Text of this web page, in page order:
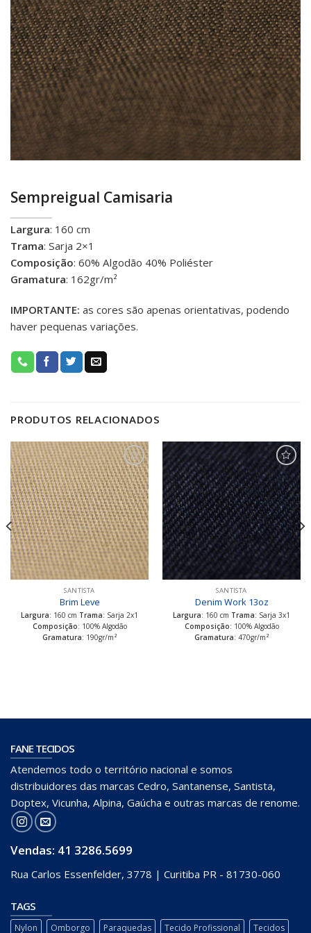
Sempreigual Camisaria
Largura: 160 cm
Trama: Sarja 2×1
Composição: 60% Algodão 40% Poliéster
Gramatura: 162gr/m²
IMPORTANTE: as cores são apenas orientativas, podendo
haver pequenas variações.
PRODUTOS RELACIONADOS
Adicionar
aos meus
favoritos
SANTISTA
Brim Leve
Largura: 160 cm Trama: Sarja 2x1
Composição: 100% Algodão
Gramatura: 190gr/m²
Adicionar
aos meus
favoritos
SANTISTA
Denim Work 13oz
Largura: 160 cm Trama: Sarja 3x1
Composição: 100% Algodão
Gramatura: 470gr/m²
FANE TECIDOS
Atendemos todo o território nacional e somos
distribuidores das marcas Cedro, Santanense, Santista,
Doptex, Vicunha, Alpina, Gaúcha e outras marcas de renome.
Vendas: 41 3286.5699
Rua Carlos Essenfelder, 3778 | Curitiba PR - 81730-060
TAGS
Nylon Omborgo Paraquedas Tecido Profissional Tecidos